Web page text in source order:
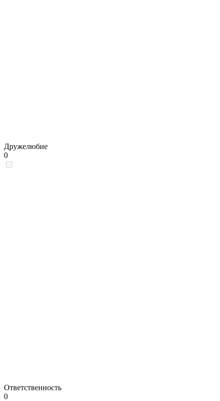
Дружелюбие
0
Ответственность
0